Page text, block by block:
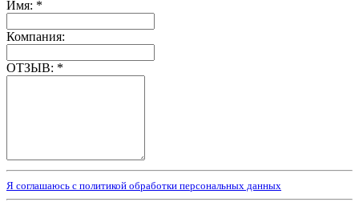
Имя: *
Компания:
ОТЗЫВ: *
Я соглашаюсь с политикой обработки персональных данных